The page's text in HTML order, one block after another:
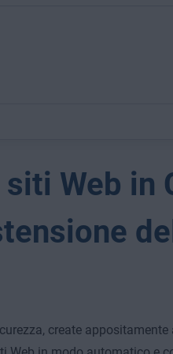
Web in
create appositamente